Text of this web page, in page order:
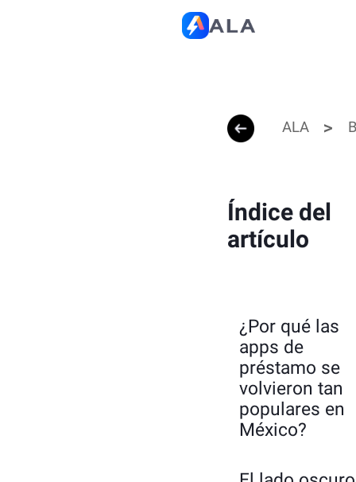
ALA
Índice del
artículo
¿Por qué las
apps de
préstamo se
volvieron tan
populares en
México?